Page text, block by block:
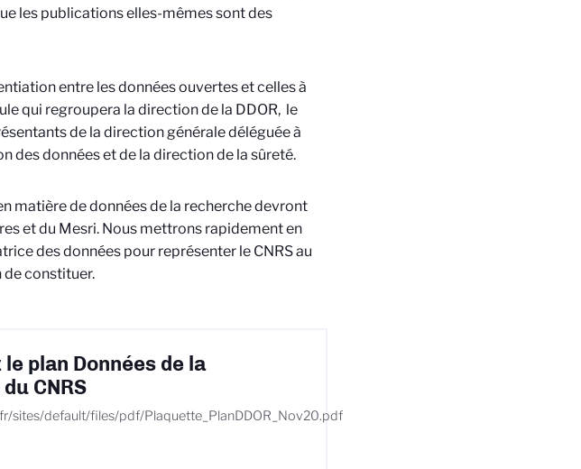
les publications elles-mêmes sont des
entre les données ouvertes et celles à
qui regroupera la direction de la DDOR, le
de la direction générale déléguée à
des données et de la direction de la sûreté.
matière de données de la recherche devront
et du Mesri. Nous mettrons rapidement en
des données pour représenter le CNRS au
de constituer.
plan Données de la
CNRS
sites/default/files/pdf/Plaquette_PlanDDOR_Nov20.pdf